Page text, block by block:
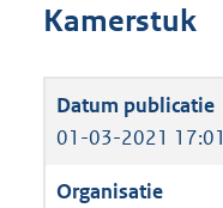
Kamerstuk
01-03-2021 17:01